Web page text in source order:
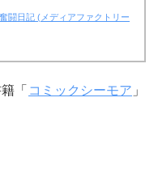
闘日記 (メディアファクトリー
「 コミックシーモア 」